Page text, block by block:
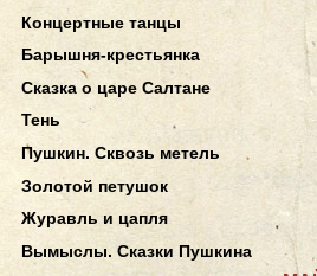
Концертные танцы
Барышня-крестьянка
Сказка о царе Салтане
Тень
Пушкин. Сквозь метель
Золотой петушок
Журавль и цапля
Вымыслы. Сказки Пушкина